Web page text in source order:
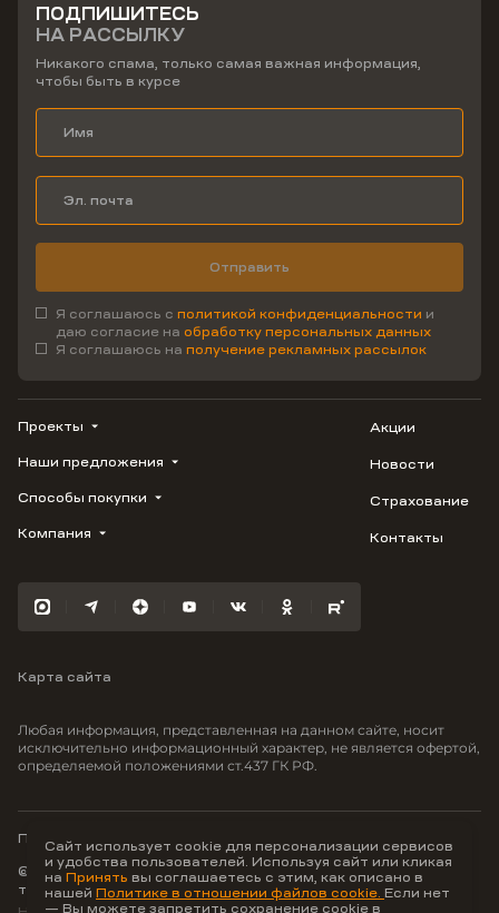
ПОДПИШИТЕСЬ
НА РАССЫЛКУ
Никакого спама, только самая важная информация,
чтобы быть в курсе
Отправить
Я соглашаюсь с политикой конфиденциальности и
даю согласие на обработку персональных данных
Я соглашаюсь на получение рекламных рассылок
Проекты
ВЕРН
1799
Флора
Отражение
Моретта
Вместе
Наши предложения
Купить квартиру
Студию
3-комнатную
Способы покупки
Трейд-ин
100% оплата
Компания
Карьера
Акции
Новости
Страхование
Контакты
Карта сайта
Любая информация, представленная на данном сайте, носит
исключительно информационный характер, не является офертой,
определяемой положениями ст.437 ГК РФ.
© ООО Неоагентство, ИНН 9703176621,
тел.:+7 800 707-87-38
Политика конфиденциальности
Сайт использует cookie для персонализации сервисов
и удобства пользователей. Используя сайт или кликая
на Принять вы соглашаетесь с этим, как описано в
нашей Политике в отношении файлов cookie. Если нет
— Вы можете запретить сохранение cookie в